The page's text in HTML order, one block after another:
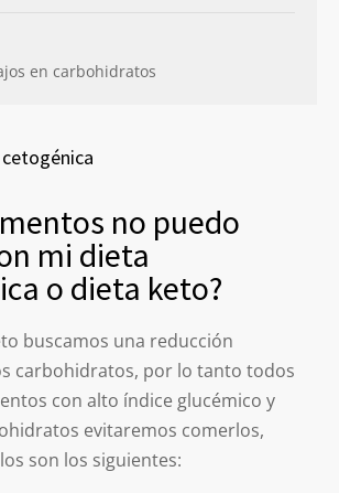
en carbohidratos
no puedo
mi dieta
o dieta keto?
buscamos una reducción
carbohidratos, por lo tanto todos
con alto índice glucémico y
evitaremos comerlos,
son los siguientes: